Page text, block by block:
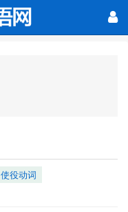
使役动词